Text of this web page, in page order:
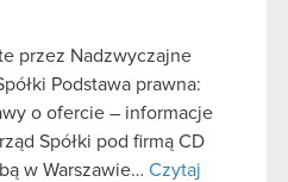
przez Nadzwyczajne
Podstawa prawna:
o ofercie – informacje
Spółki pod firmą CD
w Warszawie… Czytaj